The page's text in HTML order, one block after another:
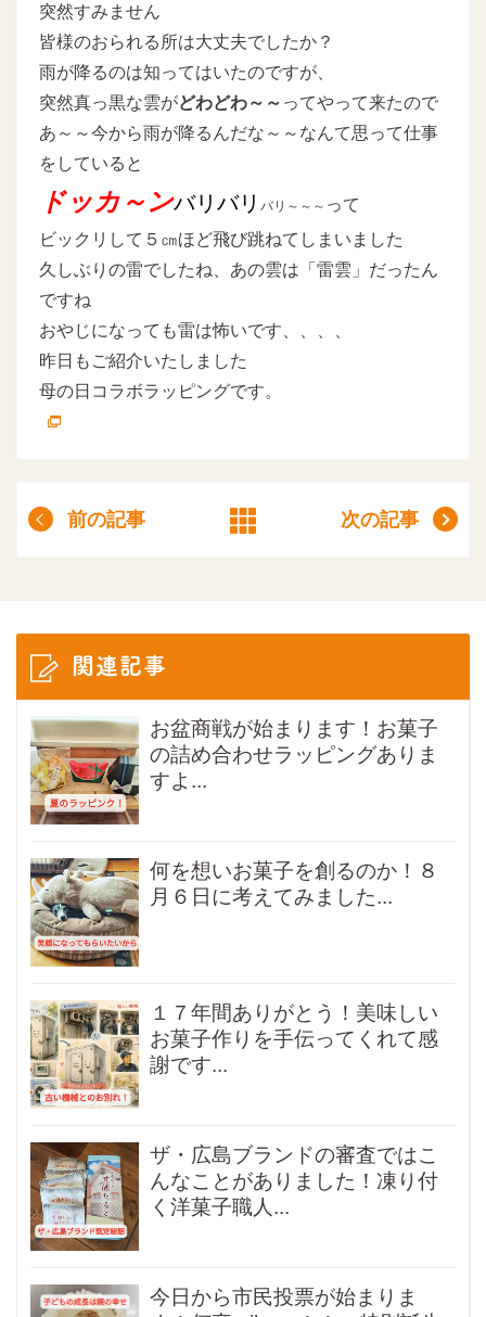
突然すみません
皆様のおられる所は大丈夫でしたか？
雨が降るのは知ってはいたのですが、
突然真っ黒な雲がどわどわ～～ ってやって来たので
あ～～今から雨が降るんだな～～なんて思って仕事
をしていると
ドッカ～ンバリバリ バリ～～～ って
ビックリして５㎝ほど飛び跳ねてしまいました
久しぶりの雷でしたね、あの雲は「雷雲」だったん
ですね
おやじになっても雷は怖いです、、、、
昨日もご紹介いたしました
母の日コラボラッピングです。
前の記事 次の記事
関連記事
お盆商戦が始まります！お菓子
の詰め合わせラッピングありま
すよ...
何を想いお菓子を創るのか！８
月６日に考えてみました...
１７年間ありがとう！美味しい
お菓子作りを手伝ってくれて感
謝です...
ザ・広島ブランドの審査ではこ
んなことがありました！凍り付
く洋菓子職人...
今日から市民投票が始まりま